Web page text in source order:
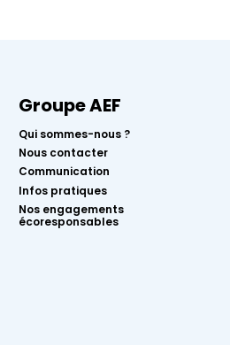
Groupe AEF
Qui sommes-nous ?
Nous contacter
Communication
Infos pratiques
Nos engagements
écoresponsables